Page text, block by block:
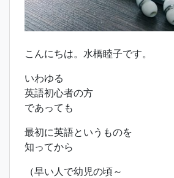
こんにちは。水橋睦子です。
いわゆる
英語初心者の方
であっても
最初に英語というものを
知ってから
（早い人で幼児の頃～